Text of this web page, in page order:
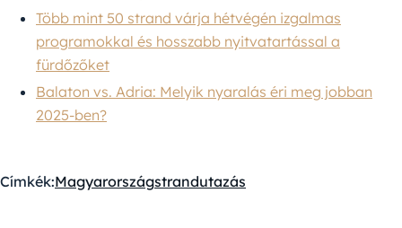
Több mint 50 strand várja hétvégén izgalmas
programokkal és hosszabb nyitvatartással a
fürdőzőket
Balaton vs. Adria: Melyik nyaralás éri meg jobban
2025-ben?
Címkék:Magyarországstrandutazás